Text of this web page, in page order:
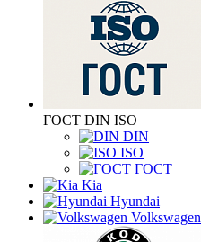
ГОСТ DIN ISO
DIN
ISO
ГОСТ
Kia
Hyundai
Volkswagen